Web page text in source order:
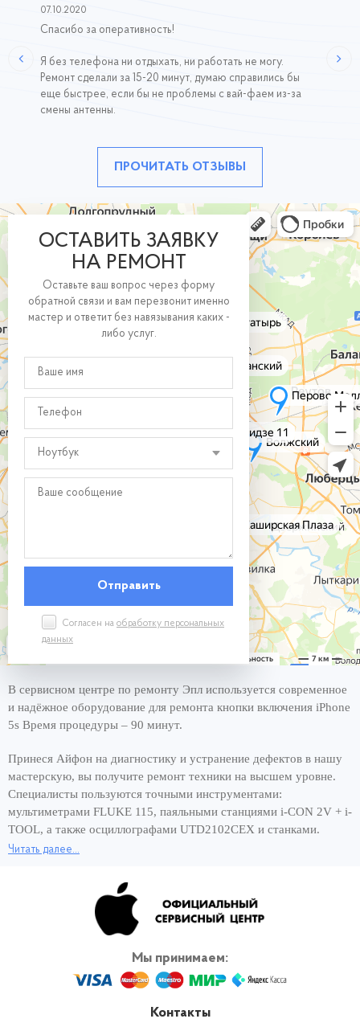
07.10.2020
Спасибо за оперативность!
Я без телефона ни отдыхать, ни работать не могу.
Ремонт сделали за 15-20 минут, думаю справились бы
еще быстрее, если бы не проблемы с вай-фаем из-за
смены антенны.
ПРОЧИТАТЬ ОТЗЫВЫ
ОСТАВИТЬ ЗАЯВКУ
НА РЕМОНТ
Оставьте ваш вопрос через форму
обратной связи и вам перезвонит именно
мастер и ответит без навязывания каких -
либо услуг.
Ноутбук
Согласен на обработку персональных
данных
В сервисном центре по ремонту Эпл используется современное
и надёжное оборудование для ремонта кнопки включения iPhone
5s Время процедуры – 90 минут.
Принеся Айфон на диагностику и устранение дефектов в нашу
мастерскую, вы получите ремонт техники на высшем уровне.
Специалисты пользуются точными инструментами:
мультиметрами FLUKE 115, паяльными станциями i-CON 2V + i-
TOOL, а также осциллографами UTD2102CEX и станками.
вот составляющие быстрого ремонта за 1 день. Чтобы снова
пользоваться смартфоном и сэкономить своё время,
обращайтесь для ремонта кнопки включения iPhone 5s к нам, в
официальный сервис Apple. Вернём работающее устройство в
кратчайшие сроки! И никаких переплат за скорость ремонта.
Читать далее...
Мы принимаем:
Контакты